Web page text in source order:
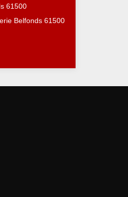
61500
Belfonds 61500